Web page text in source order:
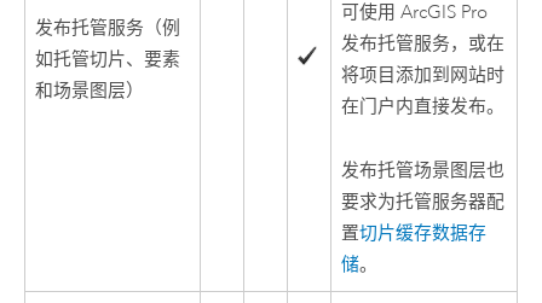
发布托管服务（例
如托管切片、要素
和场景图层）
可使用ArcGIS Pro
发布托管服务，或在
将项目添加到网站时
在门户内直接发布。
发布托管场景图层也
要求为托管服务器配
置切片缓存数据存
储。